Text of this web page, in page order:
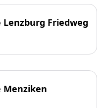
Lenzburg Friedweg
Menziken